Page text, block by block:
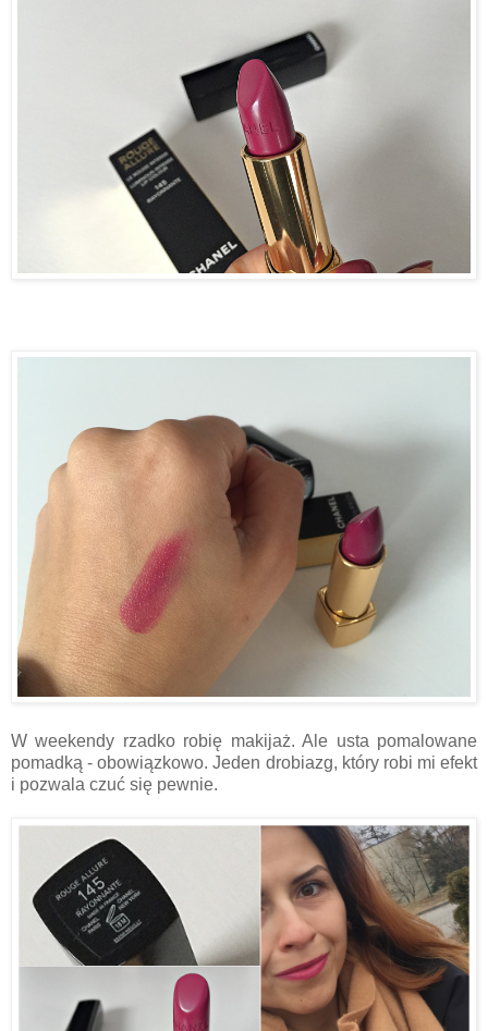
W weekendy rzadko robię makijaż. Ale usta pomalowane
pomadką - obowiązkowo. Jeden drobiazg, który robi mi efekt
i pozwala czuć się pewnie.